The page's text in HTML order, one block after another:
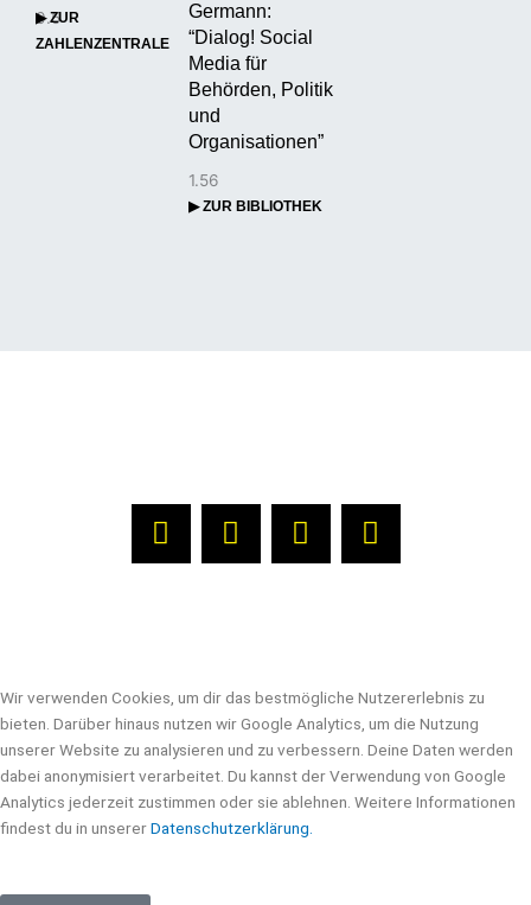
▶ ZUR
ZAHLENZENTRALE
Germann:
“Dialog! Social
Media für
Behörden, Politik
und
Organisationen”
▶ ZUR BIBLIOTHEK
L
i
i
n
F
a
o
k
X
-
t
e
r
Y
o
e
Wir verwenden Cookies, um dir das bestmögliche Nutzererlebnis zu
bieten. Darüber hinaus nutzen wir Google Analytics, um die Nutzung
unserer Website zu analysieren und zu verbessern. Deine Daten werden
dabei anonymisiert verarbeitet. Du kannst der Verwendung von Google
Analytics jederzeit zustimmen oder sie ablehnen. Weitere Informationen
findest du in unsererDatenschutzerklärung.